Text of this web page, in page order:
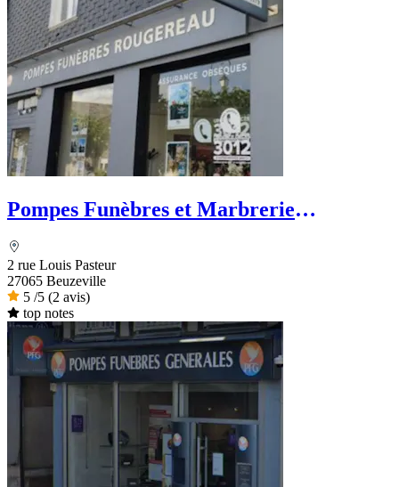
Pompes Funèbres et Marbrerie
2 rue Louis Pasteur
27065 Beuzeville
5 /5 (2 avis)
top notes